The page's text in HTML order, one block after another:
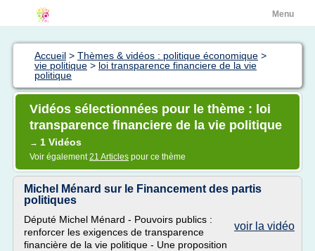
Menu
Accueil > Thèmes & vidéos : politique économique >
vie politique > loi transparence financiere de la vie
politique
Vidéos sélectionnées pour le thème : loi
transparence financiere de la vie politique
→ 1 Vidéos
Voir également21 Articles pour ce thème
Michel Ménard sur le Financement des partis
politiques
voir la vidéo
Député Michel Ménard - Pouvoirs publics :
renforcer les exigences de transparence
financière de la vie politique - Une proposition